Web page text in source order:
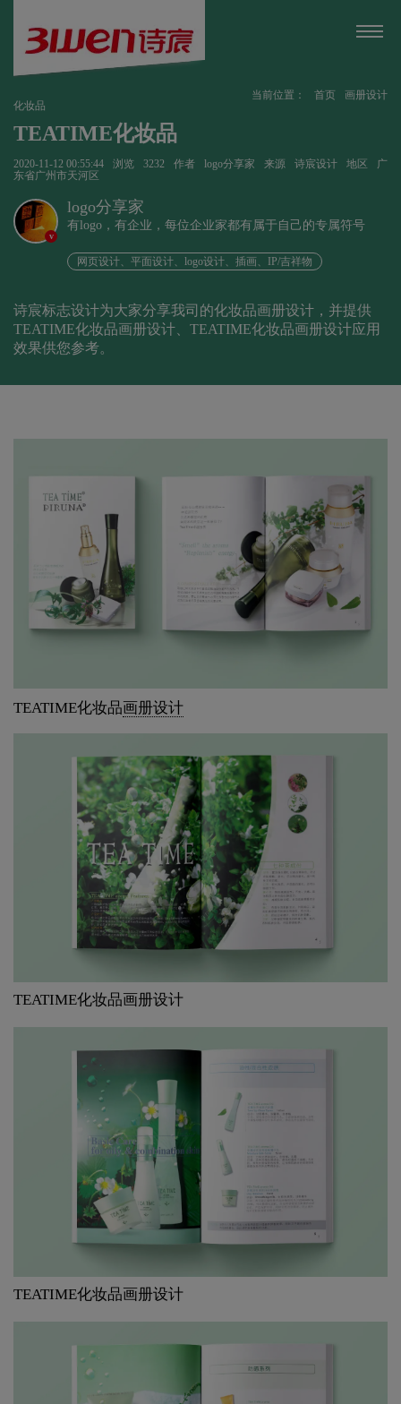
当前位置： 首页
画册设计
化妆品
TEATIME化妆品
2020-11-12 00:55:44 浏览 3232 作者 logo分享家 来源 诗宸设计 地区
广
东省广州市天河区
v
logo分享家
有logo，有企业，每位企业家都有属于自己的专属符号
网页设计、平面设计、logo设计、插画、IP/吉祥物
诗宸标志设计为大家分享我司的化妆品画册设计，并提供
TEATIME化妆品画册设计、TEATIME化妆品画册设计应用
效果供您参考。
TEATIME化妆品画册设计
TEATIME化妆品画册设计
TEATIME化妆品画册设计